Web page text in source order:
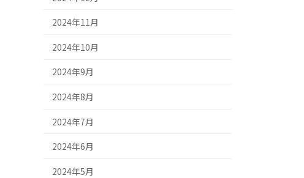
2024年11月
2024年10月
2024年9月
2024年8月
2024年7月
2024年6月
2024年5月